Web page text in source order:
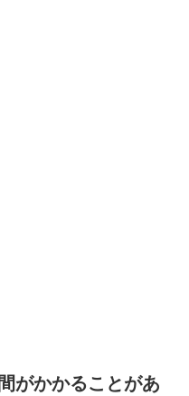
がかかることがあ